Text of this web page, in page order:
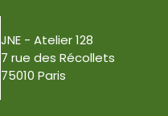
JNE - Atelier 128
7 rue des Récollets
75010 Paris